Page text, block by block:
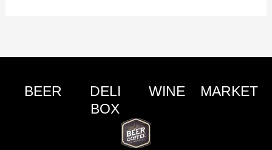
BEER
DELI
BOX
WINE MARKET